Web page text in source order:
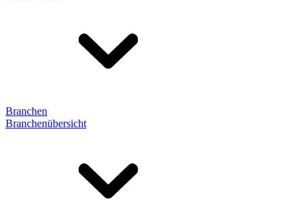
Branchen
Branchenübersicht